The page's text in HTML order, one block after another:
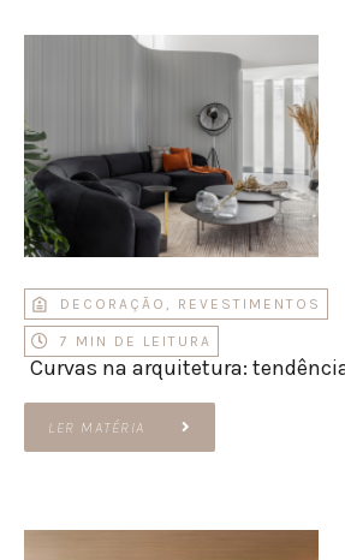
DECORAÇÃO REVESTIMENTOS
7 MIN DE LEITURA
Curvas na arquitetura:
LER MATÉRIA